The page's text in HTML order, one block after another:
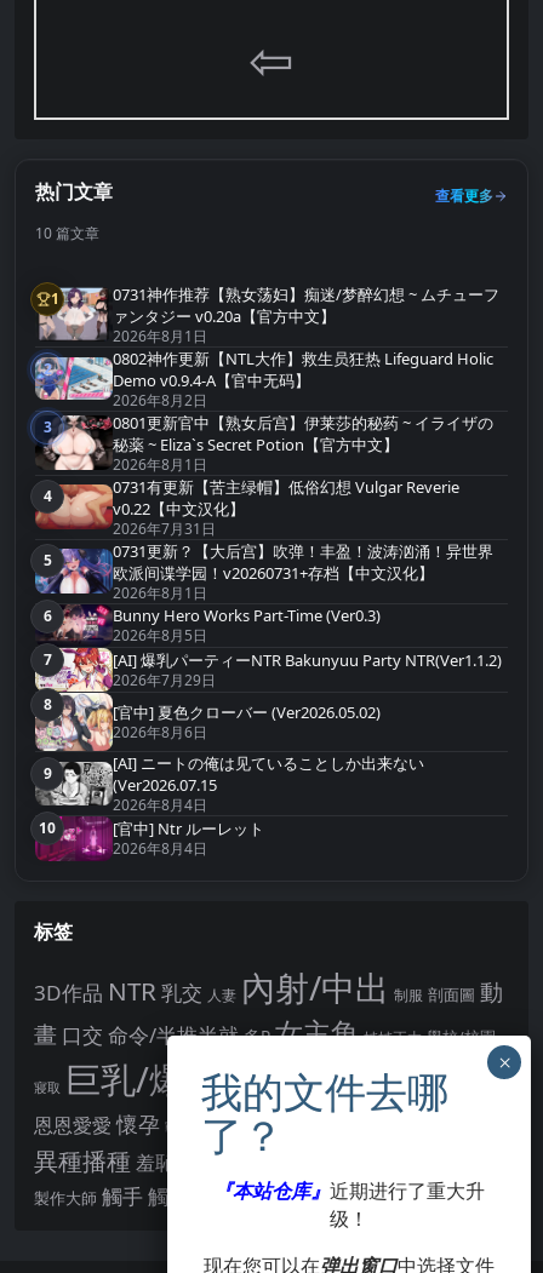
⇦
热门文章
查看更多
10 篇文章
第1名
1
0731神作推荐【熟女荡妇】痴迷/梦醉幻想 ~ ムチューフ
ァンタジー v0.20a【官方中文】
2026年8月1日
第2名
2
0802神作更新【NTL大作】救生员狂热 Lifeguard Holic
Demo v0.9.4-A【官中无码】
2026年8月2日
第3名
3
0801更新官中【熟女后宫】伊莱莎的秘药 ~ イライザの
秘薬 ~ Eliza`s Secret Potion【官方中文】
2026年8月1日
第4名
4
0731有更新【苦主绿帽】低俗幻想 Vulgar Reverie
v0.22【中文汉化】
2026年7月31日
第5名
5
0731更新？【大后宫】吹弹！丰盈！波涛汹涌！异世界
欧派间谍学园！v20260731+存档【中文汉化】
2026年8月1日
第6名
6 Bunny Hero Works Part-Time (Ver0.3)
2026年8月5日
第7名
7 [AI] 爆乳パーティーNTR Bakunyuu Party NTR(Ver1.1.2)
2026年7月29日
第8名
8 [官中] 夏色クローバー (Ver2026.05.02)
2026年8月6日
第9名
9
[AI] ニートの俺は见ていることしか出来ない
(Ver2026.07.15
2026年8月4日
第10名
10 [官中] Ntr ルーレット
2026年8月4日
标签
3D作品 NTR乳交 人妻 內射/中出 制服 剖面圖 動
畫 口交 命令/半推半就 多P 女主角 姊姊正太 學校/校園
寢取 巨乳/爆乳幻想 強制你播種 強制播種
恩恩愛愛 懷孕 戰鬥H 拘束 教育 男主角
異種播種 羞恥/恥辱 羞辱
製作大師 觸手 觸摸 賣春/援交 輪流播種 酪梨 阿黑顏 露出 點陣圖
『本站仓库』 近期进行了重大升
级！
现在您可以在弹出窗口中选择文件